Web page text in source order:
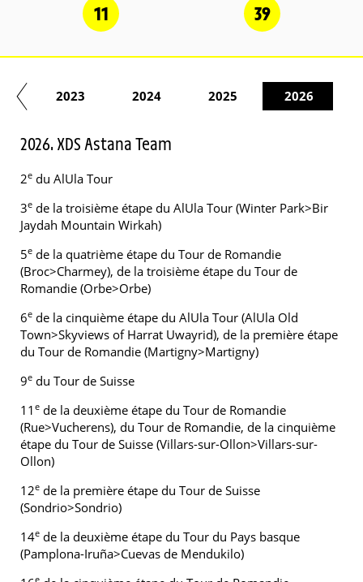
11 39
2023 2024 2025 2026
2026. XDS Astana Team
2e du AlUla Tour
3e de la troisième étape du AlUla Tour (Winter Park>Bir
Jaydah Mountain Wirkah)
5e de la quatrième étape du Tour de Romandie
(Broc>Charmey), de la troisième étape du Tour de
Romandie (Orbe>Orbe)
6e de la cinquième étape du AlUla Tour (AlUla Old
Town>Skyviews of Harrat Uwayrid), de la première étape
du Tour de Romandie (Martigny>Martigny)
9e du Tour de Suisse
11 e de la deuxième étape du Tour de Romandie
(Rue>Vucherens), du Tour de Romandie, de la cinquième
étape du Tour de Suisse (Villars-sur-Ollon>Villars-sur-
Ollon)
12e de la première étape du Tour de Suisse
(Sondrio>Sondrio)
14e de la deuxième étape du Tour du Pays basque
(Pamplona-Iruña>Cuevas de Mendukilo)
e